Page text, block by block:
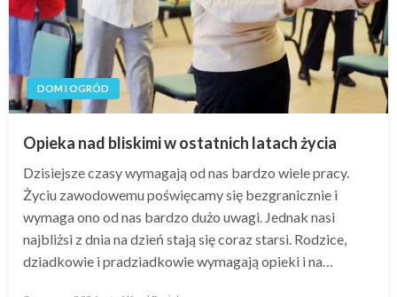
DOM I OGRÓD
Opieka nad bliskimi w ostatnich latach życia
Dzisiejsze czasy wymagają od nas bardzo wiele pracy.
Życiu zawodowemu poświęcamy się bezgranicznie i
wymaga ono od nas bardzo dużo uwagi. Jednak nasi
najbliżsi z dnia na dzień stają się coraz starsi. Rodzice,
dziadkowie i pradziadkowie wymagają opieki i na…